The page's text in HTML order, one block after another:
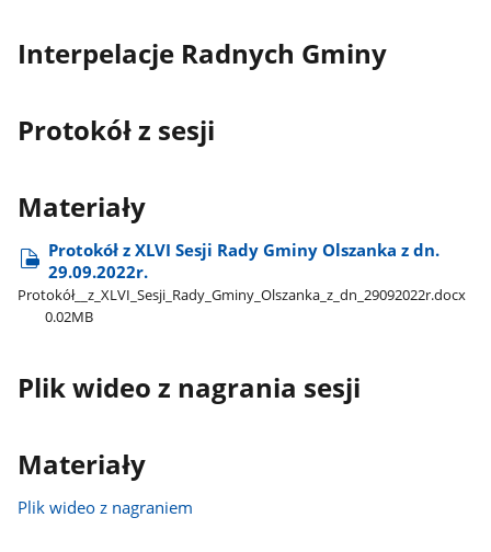
Interpelacje Radnych Gminy
Protokół z sesji
Materiały
Protokół z XLVI Sesji Rady Gminy Olszanka z dn.
29.09.2022r.
Protokół​_​_z​_XLVI​_Sesji​_Rady​_Gminy​_Olszanka​_z​_dn​_29092022r.docx
0.02MB
Plik wideo z nagrania sesji
Materiały
Plik wideo z nagraniem